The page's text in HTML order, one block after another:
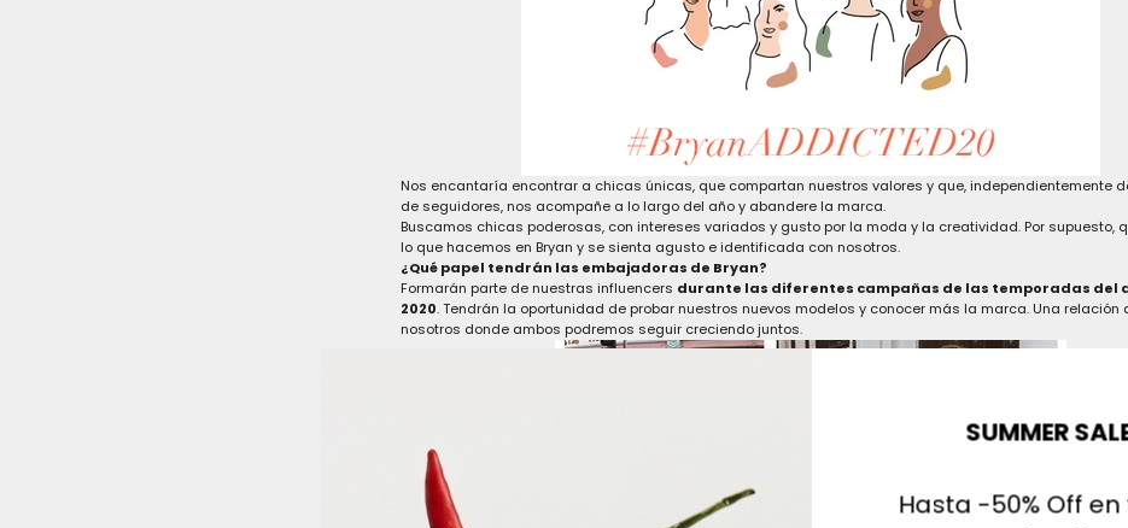
Nos encantaría encontrar a chicas únicas, que compartan nuestros valores y que, independientemente
de seguidores, nos acompañe a lo largo del año y abandere la marca.
Buscamos chicas poderosas, con intereses variados y gusto por la moda y la creatividad. Por supuesto,
lo que hacemos en Bryan y se sienta agusto e identificada con nosotros.
¿Qué papel tendrán las embajadoras de Bryan?
Formarán parte de nuestras influencers durante las diferentes campañas de las temporadas del
2020. Tendrán la oportunidad de probar nuestros nuevos modelos y conocer más la marca. Una relación
nosotros donde ambos podremos seguir creciendo juntos.
SUMMER
Hasta -50% Off